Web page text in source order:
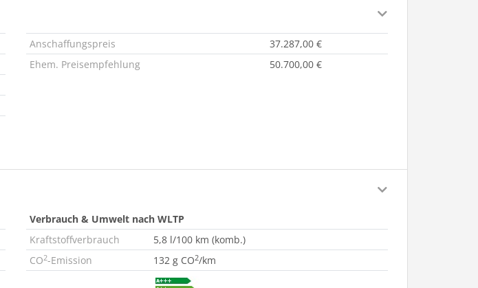
Anschaffungspreis
37.287,00 €
Ehem. Preisempfehlung
50.700,00 €
Verbrauch & Umwelt nach WLTP
Kraftstoffverbrauch
5,8 l/100 km (komb.)
CO2-Emission 132 g CO2/km